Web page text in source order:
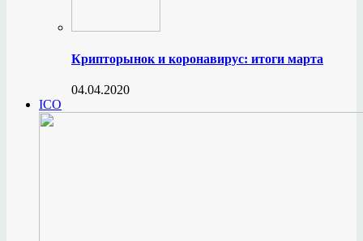
Крипторынок и коронавирус: итоги марта
04.04.2020
ICO